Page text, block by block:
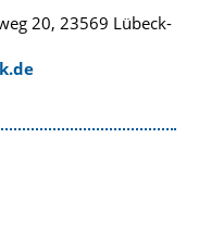
20, 23569 Lübeck-